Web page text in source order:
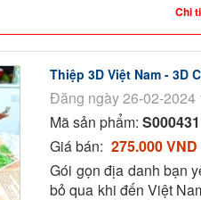
Chi
Thiệp 3D Việt Nam - 3D
Đăng ngày 26-02-2024
Mã sản phẩm:S000431
Giá bán: 275.000 VND
Gói gọn địa danh bạn
bỏ qua khi đến Việt